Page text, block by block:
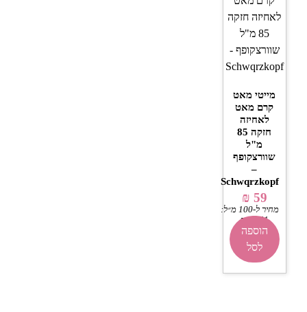
מייטי מאט
קרם מאט
לאחיזה
חזקה 85
מ"ל
שוורצקופף
–
Schwqrzkopf
₪ 59
מחיר ל-100 מ״ל:
₪69.41
הוספה
לסל